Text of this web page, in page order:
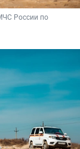
России по